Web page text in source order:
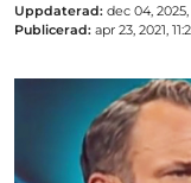
Uppdaterad: dec 04, 2025,
Publicerad: apr 23, 2021,